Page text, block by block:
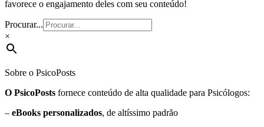
favorece o engajamento deles com seu conteúdo!
Procurar...
×
Sobre o PsicoPosts
O PsicoPosts fornece conteúdo de alta qualidade para Psicólogos:
– eBooks personalizados, de altíssimo padrão